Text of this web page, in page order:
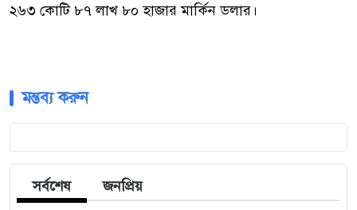
২৬৩ কোটি ৮৭ লাখ ৮০ হাজার মার্কিন ডলার।
মন্তব্য করুন
সর্বশেষ জনপ্রিয়